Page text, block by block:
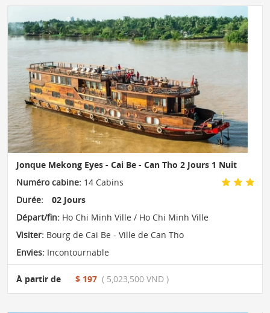
Jonque Mekong Eyes - Cai Be - Can Tho 2 Jours 1 Nuit
Numéro cabine: 14 Cabins
Durée:
02 Jours
Départ/fin: Ho Chi Minh Ville / Ho Chi Minh Ville
Visiter: Bourg de Cai Be - Ville de Can Tho
Envies: Incontournable
À partir de $ 197 ( 5,023,500 VND )